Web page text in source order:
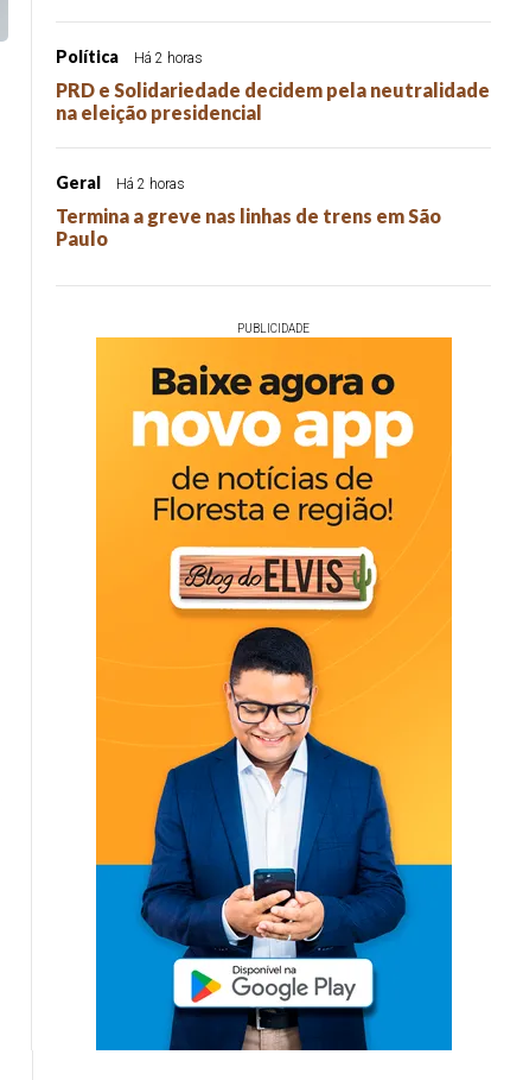
Política Há 2 horas
PRD e Solidariedade decidem pela neutralidade
na eleição presidencial
Geral Há 2 horas
Termina a greve nas linhas de trens em São
Paulo
PUBLICIDADE